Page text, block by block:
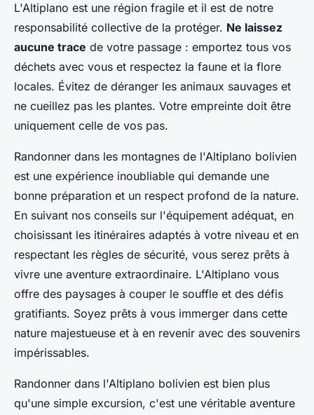
L'Altiplano est une région fragile et il est de notre
responsabilité collective de la protéger. Ne laissez
aucune trace de votre passage : emportez tous vos
déchets avec vous et respectez la faune et la flore
locales. Évitez de déranger les animaux sauvages et
ne cueillez pas les plantes. Votre empreinte doit être
uniquement celle de vos pas.
Randonner dans les montagnes de l'Altiplano bolivien
est une expérience inoubliable qui demande une
bonne préparation et un respect profond de la nature.
En suivant nos conseils sur l'équipement adéquat, en
choisissant les itinéraires adaptés à votre niveau et en
respectant les règles de sécurité, vous serez prêts à
vivre une aventure extraordinaire. L'Altiplano vous
offre des paysages à couper le souffle et des défis
gratifiants. Soyez prêts à vous immerger dans cette
nature majestueuse et à en revenir avec des souvenirs
impérissables.
Randonner dans l'Altiplano bolivien est bien plus
qu'une simple excursion, c'est une véritable aventure